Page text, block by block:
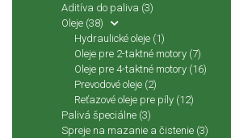
Aditíva do paliva (3)
Oleje (38)
Hydraulické oleje (1)
Oleje pre 2-taktné motory (7)
Oleje pre 4-taktné motory (16)
Prevodové oleje (2)
Reťazové oleje pre píly (12)
Palivá špeciálne (3)
Spreje na mazanie a čistenie (3)